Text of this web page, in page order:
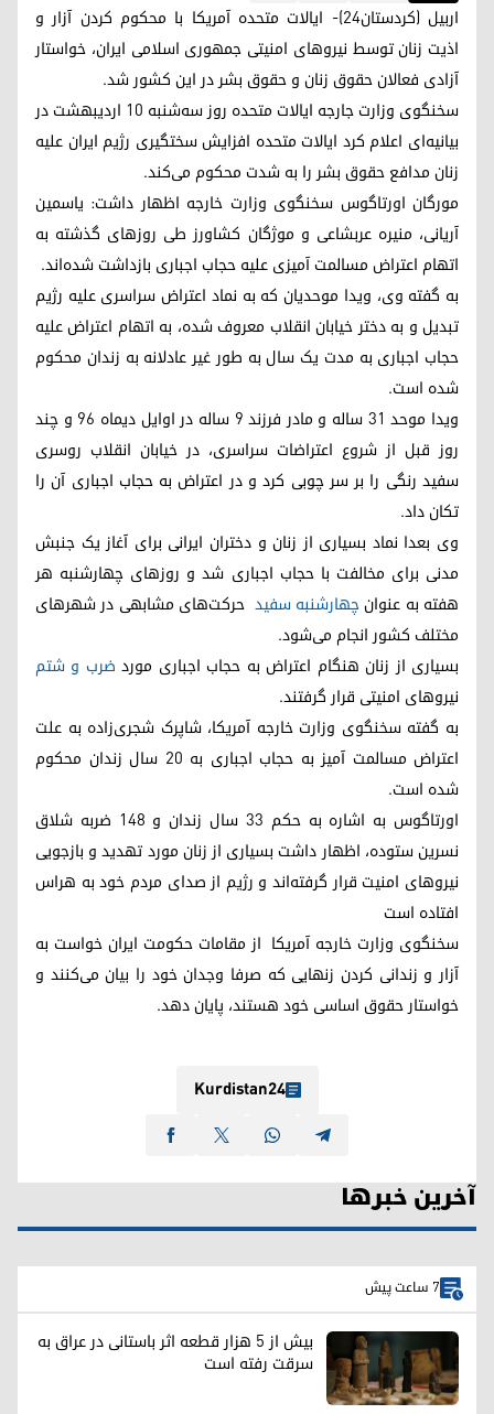
اربیل (کردستان24)- ایالات متحده آمریکا با محکوم کردن آزار و
اذیت زنان توسط نیروهای امنیتی جمهوری اسلامی ایران، خواستار
آزادی فعالان حقوق زنان و حقوق بشر در این کشور شد.
سخنگوی وزارت جارجه ایالات متحده روز سه‌شنبه 10 اردیبهشت در
بیانیه‌ای اعلام کرد ایالات متحده افزایش سختگیری رژیم ایران علیه
زنان مدافع حقوق بشر را به شدت محکوم می‌کند.
مورگان اورتاگوس سخنگوی وزارت خارجه اظهار داشت: یاسمین
آریانی، منیره عربشاعی و موژگان کشاورز طی روزهای گذشته به
اتهام اعتراض مسالمت آمیزی علیه حجاب اجباری بازداشت شده‌اند.
به گفته وی، ویدا موحدیان که به نماد اعتراض سراسری علیه رژیم
تبدیل و به دختر خیابان انقلاب معروف شده، به اتهام اعتراض علیه
حجاب اجباری به مدت یک سال به طور غیر عادلانه به زندان محکوم
شده است.
ویدا موحد 31 ساله و مادر فرزند 9 ساله در اوایل دیماه ۹۶ و چند
روز قبل از شروع اعتراضات سراسری، در خیابان انقلاب روسری
سفید رنگی را بر سر چوبی کرد و در اعتراض به حجاب اجباری آن را
تکان داد.
وی بعدا نماد بسیاری از زنان و دختران ایرانی برای آغاز یک جنبش
مدنی برای مخالفت با حجاب اجباری شد و روزهای چهارشنبه هر
هفته به عنوانچهارشنبه سفید حرکت‌های مشابهی در شهرهای
مختلف کشور انجام می‌شود.
بسیاری از زنان هنگام اعتراض به حجاب اجباری مورد ضرب و شتم
نیروهای امنیتی قرار گرفتند.
به گفته سخنگوی وزارت خارجه آمریکا، شاپرک شجری‌زاده به علت
اعتراض مسالمت آمیز به حجاب اجباری به 20 سال زندان محکوم
شده است.
اورتاگوس به اشاره به حکم 33 سال زندان و 148 ضربه شلاق
نسرین ستوده، اظهار داشت بسیاری از زنان مورد تهدید و بازجویی
نیروهای امنیت قرار گرفته‌اند و رژیم از صدای مردم خود به هراس
افتاده است
سخنگوی وزارت خارجه آمریکا از مقامات حکومت ایران خواست به
آزار و زندانی کردن زنهایی که صرفا وجدان خود را بیان می‌کنند و
خواستار حقوق اساسی خود هستند، پایان دهد.
Kurdistan24
آخرین خبرها
7 ساعت پیش
بیش از ۵ هزار قطعه اثر باستانی در عراق به
سرقت رفته است